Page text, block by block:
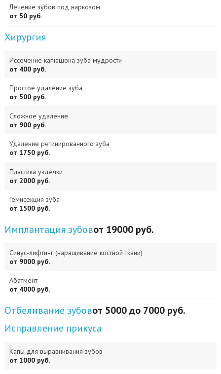
Лечение зубов под наркозом
от 50 руб.
Хирургия
Иссечение капюшона зуба мудрости
от 400 руб.
Простое удаление зуба
от 500 руб.
Сложное удаление
от 900 руб.
Удаление ретинированного зуба
от 1750 руб.
Пластика уздечки
от 2000 руб.
Гемисекция зуба
от 1500 руб.
Имплантация зубовот 19000 руб.
Синус-лифтинг (наращивание костной ткани)
от 9000 руб.
Абатмент
от 4000 руб.
Отбеливание зубовот 5000 до 7000 руб.
Исправление прикуса
Капы для выравнивания зубов
от 1000 руб.